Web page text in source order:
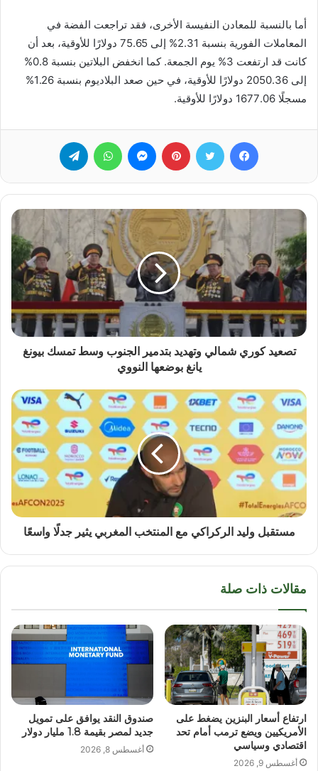
أما بالنسبة للمعادن النفيسة الأخرى، فقد تراجعت الفضة في
المعاملات الفورية بنسبة 2.31% إلى 75.65 دولارًا للأوقية، بعد أن
كانت قد ارتفعت 3% يوم الجمعة. كما انخفض البلاتين بنسبة 0.8%
إلى 2050.36 دولارًا للأوقية، في حين صعد البلاديوم بنسبة 1.26%
مسجلًا 1677.06 دولارًا للأوقية.
فيسبوك تويتر بينتيريست ماسنجر واتساب
تصعيد كوري شمالي وتهديد بتدمير الجنوب وسط تمسك بيونغ
يانغ بوضعها النووي
مستقبل وليد الركراكي مع المنتخب المغربي يثير جدلًا واسعًا
مقالات ذات صلة
ارتفاع أسعار البنزين يضغط على
الأمريكيين ويضع ترمب أمام تحد
اقتصادي وسياسي
أغسطس 9, 2026
صندوق النقد يوافق على تمويل
جديد لمصر بقيمة 1.8 مليار دولار
أغسطس 8, 2026